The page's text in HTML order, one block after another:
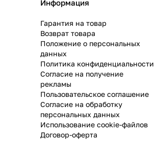
Информация
Гарантия на товар
Возврат товара
Положение о персональных
данных
Политика конфиденциальности
Согласие на получение
рекламы
Пользовательское соглашение
Согласие на обработку
персональных данных
Использование cookie-файлов
Договор-оферта